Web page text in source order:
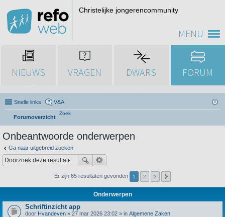
MENU
Christelijke jongerencommunity
NIEUWS VRAGEN DWARS FORUM
Snelle links V&A
Forumoverzicht
Zoek
Onbeantwoorde onderwerpen
Ga naar uitgebreid zoeken
Er zijn 65 resultaten gevonden 1 2 3
Onderwerpen
Schriftinzicht app
door Hvandeven » 27 mar 2026 23:02 » in Algemene Zaken